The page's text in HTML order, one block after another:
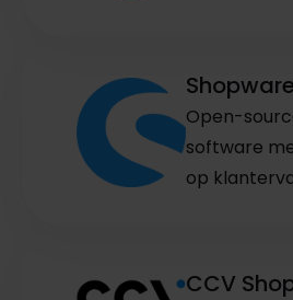
Open-
software
op
CCV